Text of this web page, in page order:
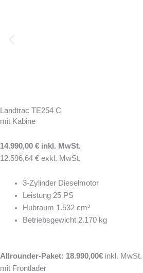
Landtrac TE254 C
mit Kabine
14.990,00 € inkl. MwSt.
12.596,64 € exkl. MwSt.
3-Zylinder Dieselmotor
Leistung 25 PS
Hubraum 1.532 cm³
Betriebsgewicht 2.170 kg
Allrounder-Paket: 18.990,00€ inkl. MwSt.
mit Frontlader